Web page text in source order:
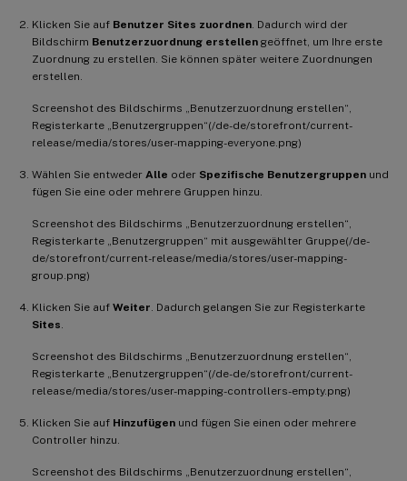
Klicken Sie auf Benutzer Sites zuordnen . Dadurch wird der
Bildschirm Benutzerzuordnung erstellen geöffnet, um Ihre erste
Zuordnung zu erstellen. Sie können später weitere Zuordnungen
erstellen.
Screenshot des Bildschirms „Benutzerzuordnung erstellen“,
Registerkarte „Benutzergruppen“(/de-de/storefront/current-
release/media/stores/user-mapping-everyone.png)
Wählen Sie entweder Alle oder Spezifische Benutzergruppen und
fügen Sie eine oder mehrere Gruppen hinzu.
Screenshot des Bildschirms „Benutzerzuordnung erstellen“,
Registerkarte „Benutzergruppen“ mit ausgewählter Gruppe(/de-
de/storefront/current-release/media/stores/user-mapping-
group.png)
Klicken Sie auf Weiter . Dadurch gelangen Sie zur Registerkarte
Sites
Screenshot des Bildschirms „Benutzerzuordnung erstellen“,
Registerkarte „Benutzergruppen“(/de-de/storefront/current-
release/media/stores/user-mapping-controllers-empty.png)
Klicken Sie auf Hinzufügen und fügen Sie einen oder mehrere
Controller hinzu.
Screenshot des Bildschirms „Benutzerzuordnung erstellen“,